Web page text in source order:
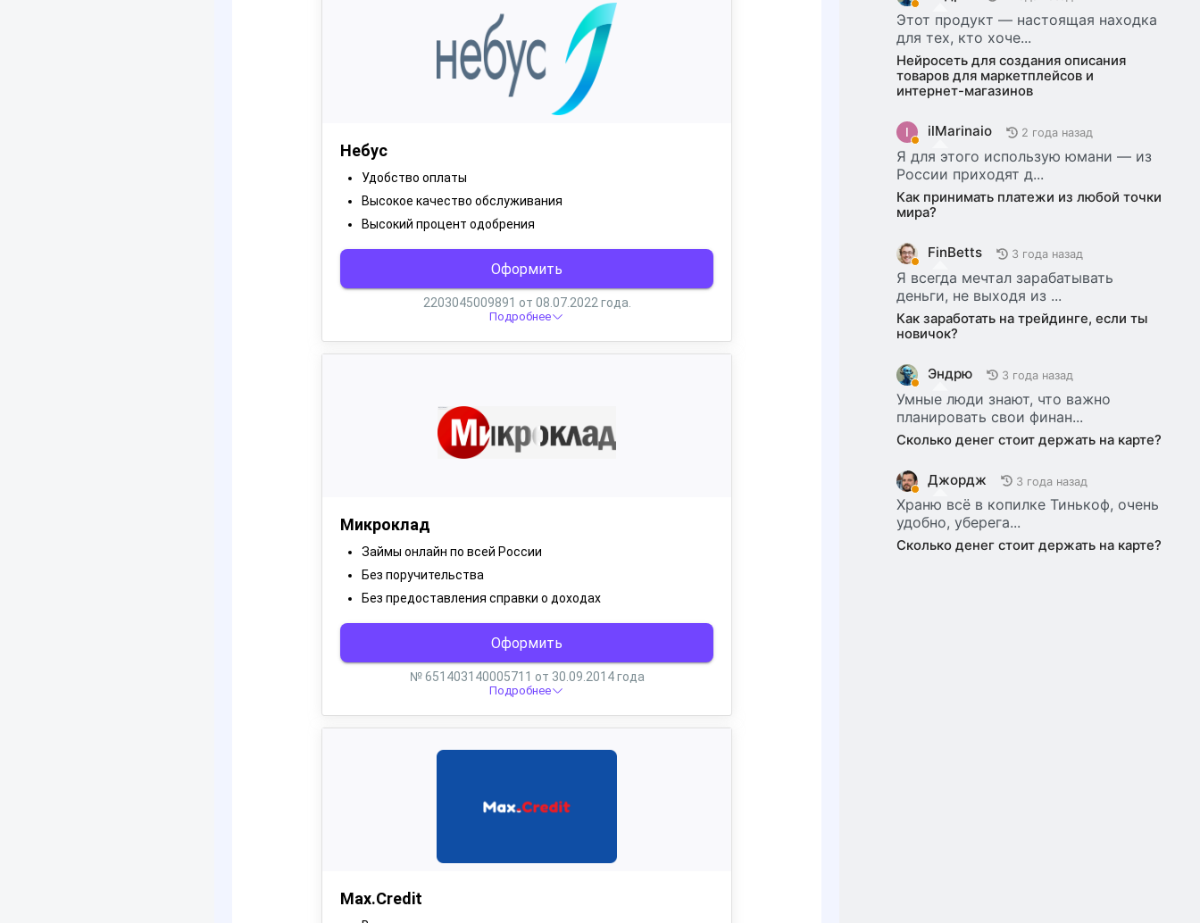
Этот продукт — настоящая находка
для тех, кто хоче...
Нейросеть для создания описания
товаров для маркетплейсов и
интернет-магазинов
I ilMarinaio 2 года назад
Я для этого использую юмани — из
России приходят д...
Как принимать платежи из любой точки
мира?
FinBetts 3 года назад
Я всегда мечтал зарабатывать
деньги, не выходя из ...
Как заработать на трейдинге, если ты
новичок?
Эндрю 3 года назад
Умные люди знают, что важно
планировать свои финан...
Сколько денег стоит держать на карте?
Джордж 3 года назад
Храню всё в копилке Тинькоф, очень
удобно, уберега...
Сколько денег стоит держать на карте?